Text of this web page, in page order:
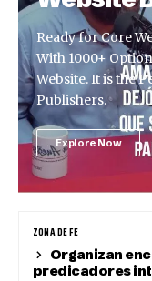
Ready for Core
With 1000+
Website. It is the
Publishers.
Explore Now
ZONA DE FE
Organizan
predicadores